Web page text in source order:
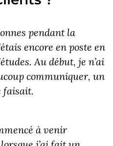
pendant la
encore en poste en
Au début, je n’ai
communiquer, un
faisait.
à venir